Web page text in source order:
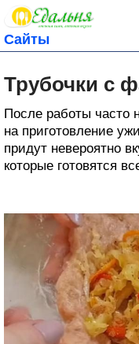
Сайты
Трубочки с
После работы часто
на приготовление
придут невероятно
которые готовятся